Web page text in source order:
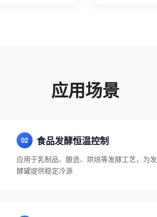
应用场景
食品发酵恒温控制
应用于乳制品、酿造、烘焙等发酵工艺，为发
酵罐提供稳定冷源